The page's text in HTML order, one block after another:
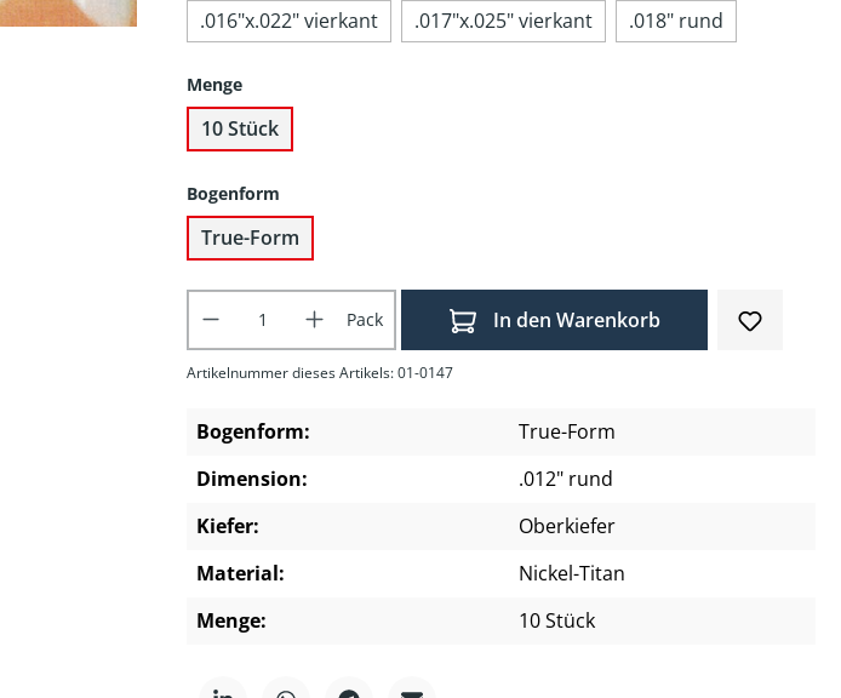
.016"x.022" vierkant
.017"x.025" vierkant .018" rund
Menge
10 Stück
Bogenform
True-Form
Produkt Anzahl: Gib den gewünschten Wert
Pack In den Warenkorb
Artikelnummer dieses Artikels: 01-0147
Bogenform:
True-Form
Dimension:
.012" rund
Kiefer:
Oberkiefer
Material:
Nickel-Titan
Menge:
10 Stück